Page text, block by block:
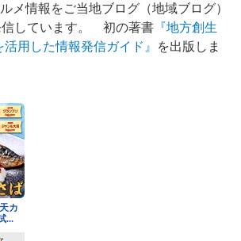
メ情報をご当地ブログ（地域ブログ）
信しています。 初の著書 『地方創生
用した情報発信ガイド』
を出版しま